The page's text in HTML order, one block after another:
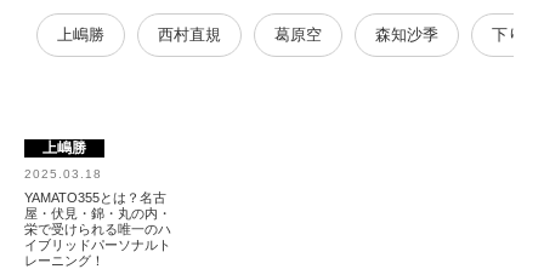
上嶋勝 西村直規 葛原空 森知沙季 下り
上嶋勝
2025.03.18
YAMATO355とは？名古
屋・伏見・錦・丸の内・
栄で受けられる唯一のハ
イブリッドパーソナルト
レーニング！